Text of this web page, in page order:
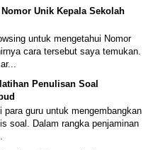
Unik Kepala Sekolah
untuk mengetahui Nomor
cara tersebut saya temukan.
Penulisan Soal
para guru untuk mengembangkan
soal. Dalam rangka penjaminan